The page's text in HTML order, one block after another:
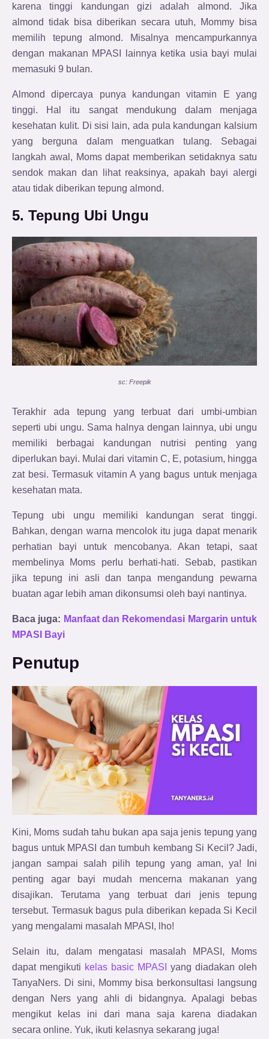
karena tinggi kandungan gizi adalah almond. Jika
almond tidak bisa diberikan secara utuh, Mommy bisa
memilih tepung almond. Misalnya mencampurkannya
dengan makanan MPASI lainnya ketika usia bayi mulai
memasuki 9 bulan.
Almond dipercaya punya kandungan vitamin E yang
tinggi. Hal itu sangat mendukung dalam menjaga
kesehatan kulit. Di sisi lain, ada pula kandungan kalsium
yang berguna dalam menguatkan tulang. Sebagai
langkah awal, Moms dapat memberikan setidaknya satu
sendok makan dan lihat reaksinya, apakah bayi alergi
atau tidak diberikan tepung almond.
5. Tepung Ubi Ungu
sc: Freepik
Terakhir ada tepung yang terbuat dari umbi-umbian
seperti ubi ungu. Sama halnya dengan lainnya, ubi ungu
memiliki berbagai kandungan nutrisi penting yang
diperlukan bayi. Mulai dari vitamin C, E, potasium, hingga
zat besi. Termasuk vitamin A yang bagus untuk menjaga
kesehatan mata.
Tepung ubi ungu memiliki kandungan serat tinggi.
Bahkan, dengan warna mencolok itu juga dapat menarik
perhatian bayi untuk mencobanya. Akan tetapi, saat
membelinya Moms perlu berhati-hati. Sebab, pastikan
jika tepung ini asli dan tanpa mengandung pewarna
buatan agar lebih aman dikonsumsi oleh bayi nantinya.
Baca juga: Manfaat dan Rekomendasi Margarin untuk
MPASI Bayi
Penutup
Kini, Moms sudah tahu bukan apa saja jenis tepung yang
bagus untuk MPASI dan tumbuh kembang Si Kecil? Jadi,
jangan sampai salah pilih tepung yang aman, ya! Ini
penting agar bayi mudah mencerna makanan yang
disajikan. Terutama yang terbuat dari jenis tepung
tersebut. Termasuk bagus pula diberikan kepada Si Kecil
yang mengalami masalah MPASI, lho!
Selain itu, dalam mengatasi masalah MPASI, Moms
dapat mengikuti kelas basic MPASI
yang diadakan oleh
TanyaNers. Di sini, Mommy bisa berkonsultasi langsung
dengan Ners yang ahli di bidangnya. Apalagi bebas
mengikut kelas ini dari mana saja karena diadakan
secara online. Yuk, ikuti kelasnya sekarang juga!